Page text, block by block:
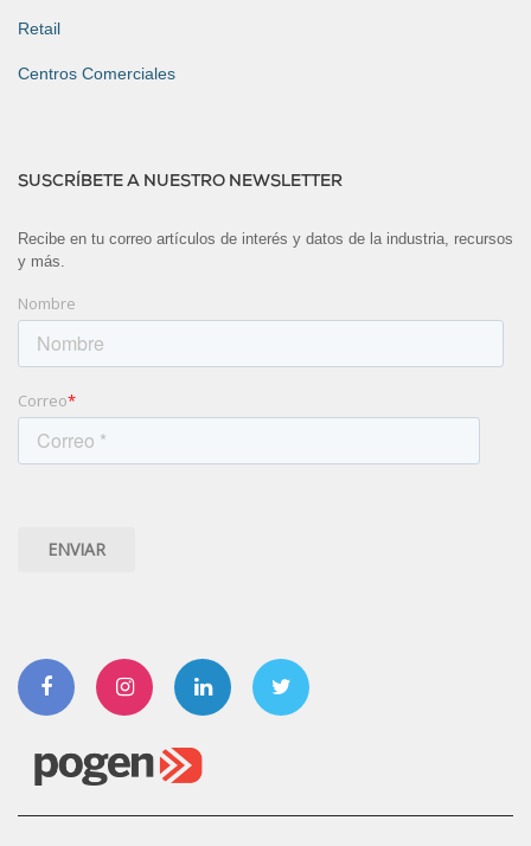
Retail
Centros Comerciales
SUSCRÍBETE A NUESTRO NEWSLETTER
Recibe en tu correo artículos de interés y datos de la industria, recursos
y más.
Nombre
Correo*
InstagramLinkedin